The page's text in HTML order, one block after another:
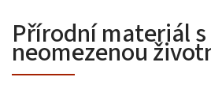
Přírodní materiál s
neomezenou